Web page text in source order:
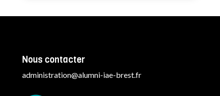
Nous contacter
administration@alumni-iae-brest.fr